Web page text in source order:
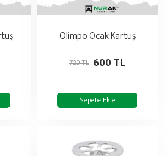
Olimpo Ocak Kartuş
600 TL
720 TL
Sepete Ekle